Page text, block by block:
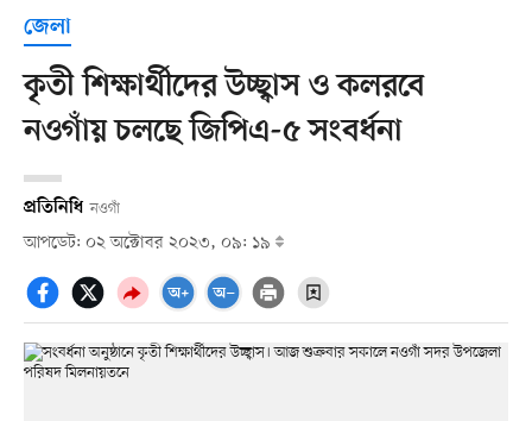
জেলা
কৃতী শিক্ষার্থীদের উচ্ছ্বাস ও কলরবে
নওগাঁয় চলছে জিপিএ-৫ সংবর্ধনা
প্রতিনিধি নওগাঁ
আপডেট: ০২ অক্টোবর ২০২৩, ০৯: ১৯